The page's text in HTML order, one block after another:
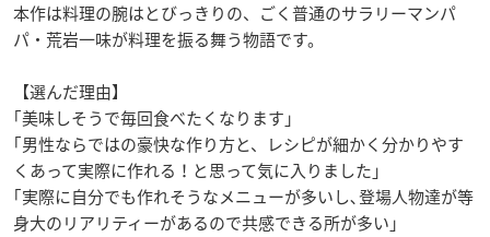
本作は料理の腕はとびっきりの、ごく普通のサラリーマンパ
パ・荒岩一味が料理を振る舞う物語です。
【選んだ理由】
｢美味しそうで毎回食べたくなります｣
｢男性ならではの豪快な作り方と、レシピが細かく分かりやす
くあって実際に作れる！と思って気に入りました｣
｢実際に自分でも作れそうなメニューが多いし､登場人物達が等
身大のリアリティーがあるので共感できる所が多い」